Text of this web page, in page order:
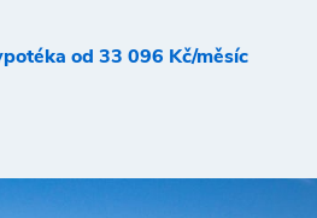
od 33 096 Kč/měsíc